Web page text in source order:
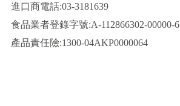
進口商電話:03-3181639
食品業者登錄字號:A-112866302-00000-6
產品責任險:1300-04AKP0000064